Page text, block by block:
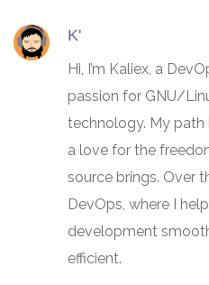
K'
Hi, I’m Kaliex, a
passion for GNU/
technology. My path
a love for the
source brings. Over
DevOps, where I
development
efficient.